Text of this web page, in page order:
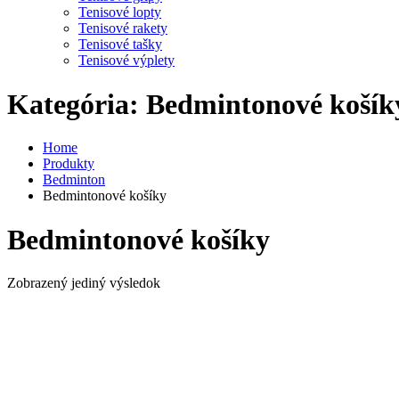
Tenisové lopty
Tenisové rakety
Tenisové tašky
Tenisové výplety
Kategória: Bedmintonové
Home
Produkty
Bedminton
Bedmintonové košíky
Bedmintonové košíky
Zobrazený jediný výsledok